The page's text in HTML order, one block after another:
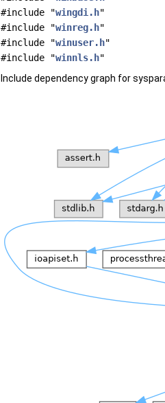
#include "wingdi.h"
#include "winreg.h"
#include "winuser.h"
#include "winnls.h"
Include dependency graph for